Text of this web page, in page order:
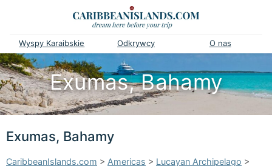
Wyspy Karaibskie Odkrywcy O nas
Exumas, Bahamy
Exumas, Bahamy
CaribbeanIslands.com > Americas > Lucayan Archipelago >